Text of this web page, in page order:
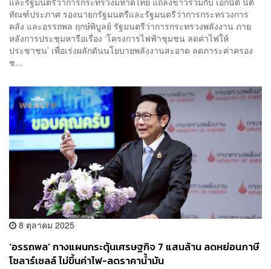
ทัณฑ์ประภาศ รองนายกรัฐมนตรีและรัฐมนตรีว่าการกระทรวงการ
คลัง และอรรถพล ฤกษ์พิบูลย์ รัฐมนตรีว่าการกระทรวงพลังงาน ภาย
หลังการประชุมหารือเรื่อง ‘โครงการไฟฟ้าชุมชน ลดค่าไฟให้
ประชาชน’ เพื่อเร่งผลักดันนโยบายพลังงานสะอาด ลดภาระค่าครอง
ช...
8 ตุลาคม 2025
‘อรรถพล’ กางแผนกระตุ้นเศรษฐกิจ 7 แสนล้าน ลดหย่อนภาษี
โซลาร์เซลล์ ไม่ขึ้นค่าไฟ-ลดราคาน้ำมัน